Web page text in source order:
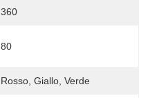
360
80
Rosso, Giallo, Verde